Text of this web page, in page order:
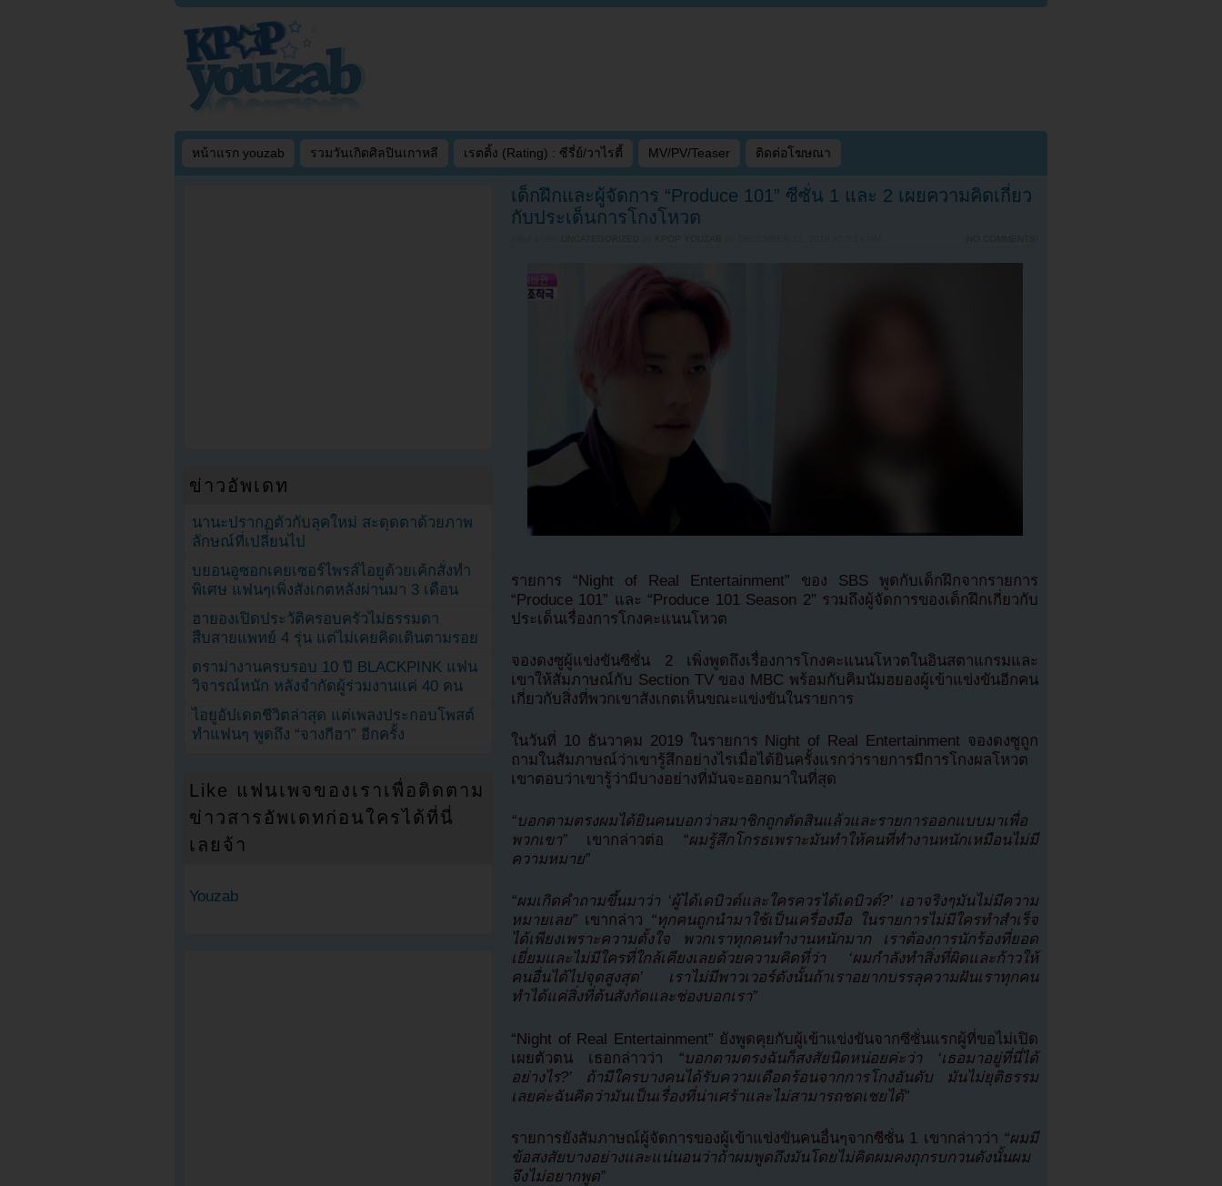
หน้าแรก youzab รวมวันเกิดศิลปินเกาหลี เรตติ้ง (Rating) : ซีรี่ย์/วาไรตี้ MV/PV/Teaser ติดต่อโฆษณา
เด็กฝึกและผู้จัดการ “Produce 101” ซีซั่น 1 และ 2 เผยความคิดเกี่ยว
กับประเด็นการโกงโหวต
UNCATEGORIZED KPOP YOUZAB NO COMMENTS
รายการ “Night of Real Entertainment” ของ SBS พูดกับเด็กฝึกจากรายการ
“Produce 101” และ “Produce 101 Season 2” รวมถึงผู้จัดการของเด็กฝึกเกี่ยวกับ
ประเด็นเรื่องการโกงคะแนนโหวต
จองดงซูผู้แข่งขันซีซั่น 2 เพิ่งพูดถึงเรื่องการโกงคะแนนโหวตในอินสตาแกรมและ
เขาให้สัมภาษณ์กับ Section TV ของ MBC พร้อมกับคิมนัมฮยองผู้เข้าแข่งขันอีกคน
เกี่ยวกับสิ่งที่พวกเขาสังเกตเห็นขณะแข่งขันในรายการ
ในวันที่ 10 ธันวาคม 2019 ในรายการ Night of Real Entertainment จองดงซูถูก
ถามในสัมภาษณ์ว่าเขารู้สึกอย่างไรเมื่อได้ยินครั้งแรกว่ารายการมีการโกงผลโหวต
เขาตอบว่าเขารู้ว่ามีบางอย่างที่มันจะออกมาในที่สุด
“บอกตามตรงผมได้ยินคนบอกว่าสมาชิกถูกตัดสินแล้วและรายการออกแบบมาเพื่อ
พวกเขา” เขากล่าวต่อ “ผมรู้สึกโกรธเพราะมันทำให้คนที่ทำงานหนักเหมือนไม่มี
ความหมาย”
“ผมเกิดคำถามขึ้นมาว่า ‘ผู้ได้เดบิวต์และใครควรได้เดบิวต์?’ เอาจริงๆมันไม่มีความ
หมายเลย” เขากล่าว “ทุกคนถูกนำมาใช้เป็นเครื่องมือ ในรายการไม่มีใครทำสำเร็จ
ได้เพียงเพราะความตั้งใจ พวกเราทุกคนทำงานหนักมาก เราต้องการนักร้องที่ยอด
เยี่ยมและไม่มีใครที่ใกล้เคียงเลยด้วยความคิดที่ว่า ‘ผมกำลังทำสิ่งที่ผิดและก้าวให้
คนอื่นได้ไปจุดสูงสุด’ เราไม่มีพาวเวอร์ดังนั้นถ้าเราอยากบรรลุความฝันเราทุกคน
ทำได้แค่สิ่งที่ต้นสังกัดและช่องบอกเรา”
“Night of Real Entertainment” ยังพูดคุยกับผู้เข้าแข่งขันจากซีซั่นแรกผู้ที่ขอไม่เปิด
เผยตัวตน เธอกล่าวว่า “บอกตามตรงฉันก็สงสัยนิดหน่อยค่ะว่า ‘เธอมาอยู่ที่นี่ได้
อย่างไร?’ ถ้ามีใครบางคนได้รับความเดือดร้อนจากการโกงอันดับ มันไม่ยุติธรรม
เลยค่ะฉันคิดว่ามันเป็นเรื่องที่น่าเศร้าและไม่สามารถชดเชยได้”
รายการยังสัมภาษณ์ผู้จัดการของผู้เข้าแข่งขันคนอื่นๆจากซีซั่น 1 เขากล่าวว่า “ผมมี
ข้อสงสัยบางอย่างและแน่นอนว่าถ้าผมพูดถึงมันโดยไม่คิดผมคงถุกรบกวนดังนั้นผม
จึงไม่อยากพูด”
ข่าวอัพเดท
นานะปรากฏตัวกับลุคใหม่ สะดุดตาด้วยภาพ
ลักษณ์ที่เปลี่ยนไป
บยอนอูซอกเคยเซอร์ไพรส์ไอยูด้วยเค้กสั่งทำ
พิเศษ แฟนๆเพิ่งสังเกตหลังผ่านมา 3 เดือน
ฮายองเปิดประวัติครอบครัวไม่ธรรมดา
สืบสายแพทย์ 4 รุ่น แต่ไม่เคยคิดเดินตามรอย
ดราม่างานครบรอบ 10 ปี BLACKPINK แฟน
วิจารณ์หนัก หลังจำกัดผู้ร่วมงานแค่ 40 คน
ไอยูอัปเดตชีวิตล่าสุด แต่เพลงประกอบโพสต์
ทำแฟนๆ พูดถึง “จางกีฮา” อีกครั้ง
Like แฟนเพจของเราเพื่อติดตาม
ข่าวสารอัพเดทก่อนใครได้ที่นี่
เลยจ้า
Youzab